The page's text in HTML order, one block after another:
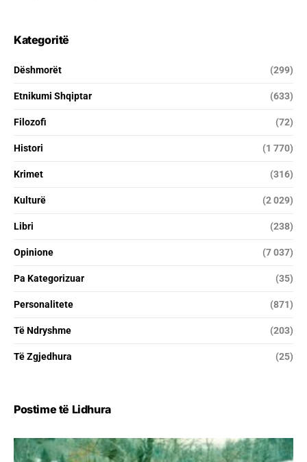
Kategoritë
Dëshmorët (299)
Etnikumi Shqiptar (633)
Filozofi (72)
Histori (1 770)
Krimet (316)
Kulturë (2 029)
Libri (238)
Opinione (7 037)
Pa Kategorizuar (35)
Personalitete (871)
Të Ndryshme (203)
Të Zgjedhura (25)
Postime të Lidhura